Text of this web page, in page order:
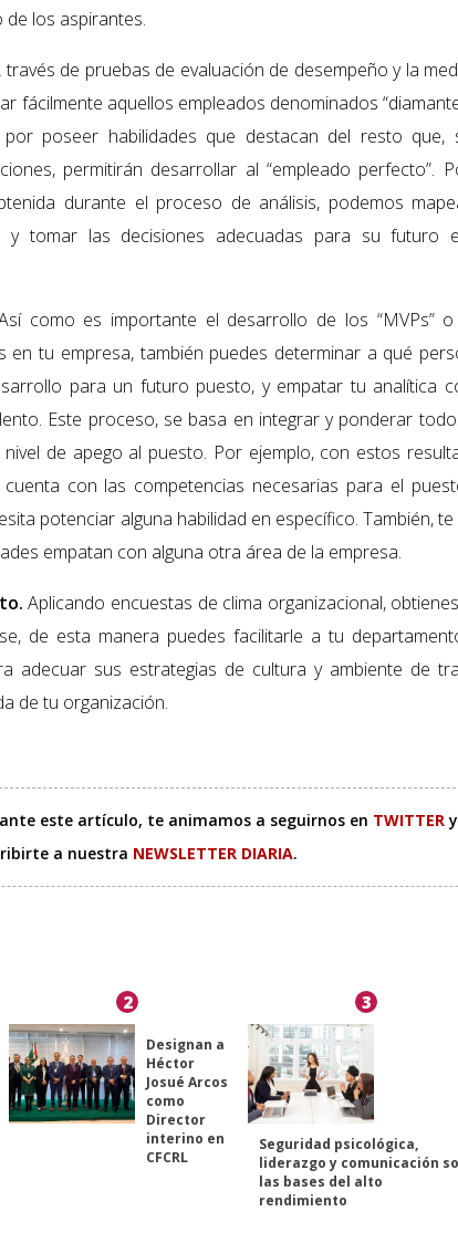
de los aspirantes.
través de pruebas de evaluación de desempeño y la
fácilmente aquellos empleados denominados
por poseer habilidades que destacan del resto que,
permitirán desarrollar al “empleado perfecto”.
durante el proceso de análisis, podemos
tomar las decisiones adecuadas para su futuro
como es importante el desarrollo de los “MVPs” o
en tu empresa, también puedes determinar a qué
para un futuro puesto, y empatar tu analítica
Este proceso, se basa en integrar y ponderar
de apego al puesto. Por ejemplo, con estos
con las competencias necesarias para el
potenciar alguna habilidad en específico. También, te
empatan con alguna otra área de la empresa.
Aplicando encuestas de clima organizacional,
de esta manera puedes facilitarle a tu
adecuar sus estrategias de cultura y ambiente de
de tu organización.
este artículo, te animamos a seguirnos en TWITTER
a nuestra NEWSLETTER DIARIA.
2
Designan a
Héctor
Josué Arcos
como
Director
interino en
CFCRL
3
Seguridad psicológica,
liderazgo y comunicación
las bases del alto
rendimiento